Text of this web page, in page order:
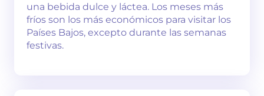
una bebida dulce y láctea. Los meses más
fríos son los más económicos para visitar los
Países Bajos, excepto durante las semanas
festivas.